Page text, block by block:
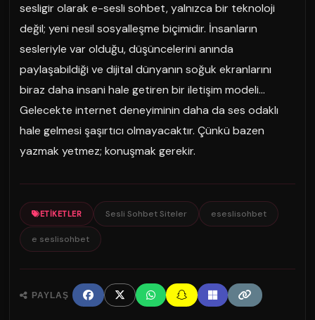
sesligir olarak e-sesli sohbet, yalnızca bir teknoloji
değil; yeni nesil sosyalleşme biçimidir. İnsanların
sesleriyle var olduğu, düşüncelerini anında
paylaşabildiği ve dijital dünyanın soğuk ekranlarını
biraz daha insani hale getiren bir iletişim modeli…
Gelecekte internet deneyiminin daha da ses odaklı
hale gelmesi şaşırtıcı olmayacaktır. Çünkü bazen
yazmak yetmez; konuşmak gerekir.
ETIKETLER Sesli Sohbet Siteler eseslisohbet
e seslisohbet
PAYLAŞ